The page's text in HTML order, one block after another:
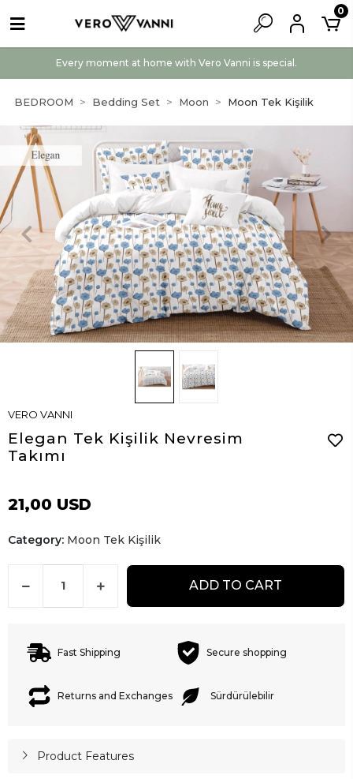
Every moment at home with Vero Vanni is special.
0
BEDROOM Bedding Set Moon Moon Tek Kişilik
VERO VANNI
Elegan Tek Kişilik Nevresim
Takımı
21,00 USD
Category: Moon Tek Kişilik
ADD TO CART
Fast Shipping Secure shopping
Returns and Exchanges Sürdürülebilir
Product Features